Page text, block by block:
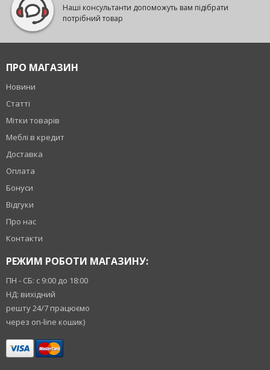
Наші консультанти допоможуть вам підібрати
потрібний товар
ПРО МАГАЗИН
Новини
Статті
Мітки товарів
Меблі в кредит
Доставка
Оплата
Бонуси
Відгуки
Про нас
Контакти
РЕЖИМ РОБОТИ МАГАЗИНУ:
ПН - СБ: с 9:00 до 18:00
НД: вихідний
решту 24/7 працюємо
через on-line кошик)